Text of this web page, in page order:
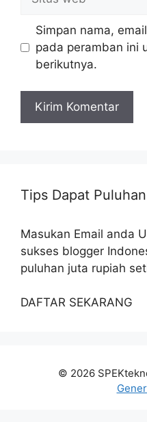
web
Simpan nama,
pada peramban ini
berikutnya.
Tips Dapat
Masukan Email anda
sukses blogger
puluhan juta rupiah
DAFTAR SEKARANG
© 2026